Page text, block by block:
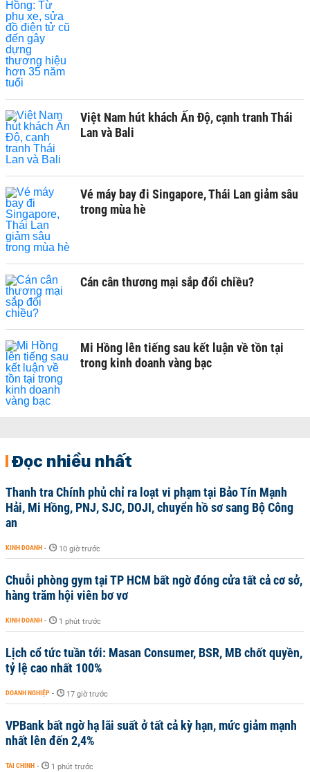
Việt Nam hút khách Ấn Độ, cạnh tranh Thái
Lan và Bali
Vé máy bay đi Singapore, Thái Lan giảm sâu
trong mùa hè
Cán cân thương mại sắp đổi chiều?
Mi Hồng lên tiếng sau kết luận về tồn tại
trong kinh doanh vàng bạc
Đọc nhiều nhất
Thanh tra Chính phủ chỉ ra loạt vi phạm tại Bảo Tín Mạnh
Hải, Mi Hồng, PNJ, SJC, DOJI, chuyển hồ sơ sang Bộ Công
an
KINH DOANH - 10 giờ trước
Chuỗi phòng gym tại TP HCM bất ngờ đóng cửa tất cả cơ sở,
hàng trăm hội viên bơ vơ
KINH DOANH - 1 phút trước
Lịch cổ tức tuần tới: Masan Consumer, BSR, MB chốt quyền,
tỷ lệ cao nhất 100%
DOANH NGHIỆP - 17 giờ trước
VPBank bất ngờ hạ lãi suất ở tất cả kỳ hạn, mức giảm mạnh
nhất lên đến 2,4%
TÀI CHÍNH - 1 phút trước